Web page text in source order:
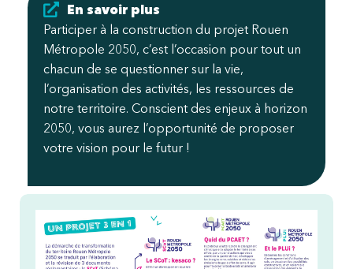
En savoir plus
Participer à la construction du projet Rouen
Métropole 2050, c’est l’occasion pour tout un
chacun de se questionner sur la vie,
l’organisation des activités, les ressources de
notre territoire. Conscient des enjeux à horizon
2050, vous aurez l’opportunite ́ de proposer
votre vision pour le futur !